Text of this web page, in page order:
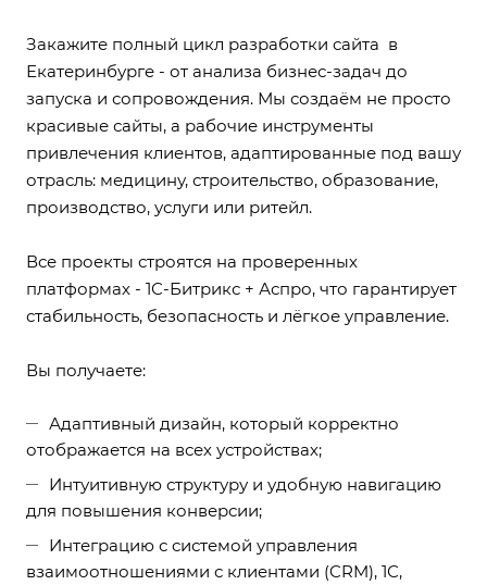
Закажите полный цикл разработки сайта в
Екатеринбурге - от анализа бизнес-задач до
запуска и сопровождения. Мы создаём не просто
красивые сайты, а рабочие инструменты
привлечения клиентов, адаптированные под вашу
отрасль: медицину, строительство, образование,
производство, услуги или ритейл.
Все проекты строятся на проверенных
платформах - 1С-Битрикс + Аспро, что гарантирует
стабильность, безопасность и лёгкое управление.
Вы получаете:
Адаптивный дизайн, который корректно
отображается на всех устройствах;
Интуитивную структуру и удобную навигацию
для повышения конверсии;
Интеграцию с системой управления
взаимоотношениями с клиентами (CRM), 1С,